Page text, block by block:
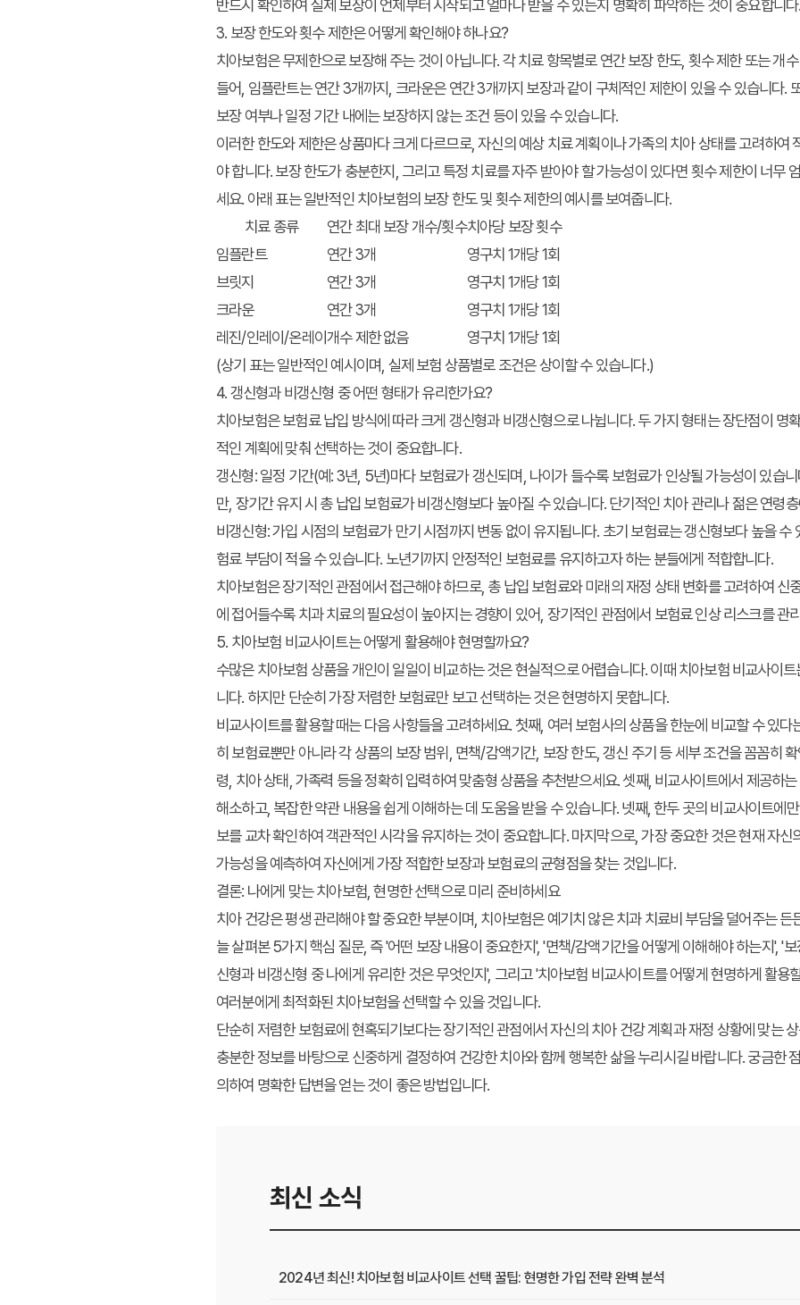
반드시 확인하여 실제 보장이 언제부터 시작되고 얼마나 받을 수 있는지 명확히 파악하는 것이 중요합니
3. 보장 한도와 횟수 제한은 어떻게 확인해야 하나요?
치아보험은 무제한으로 보장해 주는 것이 아닙니다. 각 치료 항목별로 연간 보장 한도, 횟수 제한 또는 개
들어, 임플란트는 연간 3개까지, 크라운은 연간 3개까지 보장과 같이 구체적인 제한이 있을 수 있습니다.
보장 여부나 일정 기간 내에는 보장하지 않는 조건 등이 있을 수 있습니다.
이러한 한도와 제한은 상품마다 크게 다르므로, 자신의 예상 치료 계획이나 가족의 치아 상태를 고려하여
야 합니다. 보장 한도가 충분한지, 그리고 특정 치료를 자주 받아야 할 가능성이 있다면 횟수 제한이 너무
세요. 아래 표는 일반적인 치아보험의 보장 한도 및 횟수 제한의 예시를 보여줍니다.
치료 종류
연간 최대 보장 개수/횟수치아당 보장 횟수
임플란트
연간 3개
영구치 1개당 1회
브릿지
연간 3개
영구치 1개당 1회
크라운
연간 3개
영구치 1개당 1회
레진/인레이/온레이 개수 제한 없음
영구치 1개당 1회
(상기 표는 일반적인 예시이며, 실제 보험 상품별로 조건은 상이할 수 있습니다.)
4. 갱신형과 비갱신형 중 어떤 형태가 유리한가요?
치아보험은 보험료 납입 방식에 따라 크게 갱신형과 비갱신형으로 나뉩니다. 두 가지 형태는 장단점이 명
적인 계획에 맞춰 선택하는 것이 중요합니다.
갱신형: 일정 기간(예: 3년, 5년)마다 보험료가 갱신되며, 나이가 들수록 보험료가 인상될 가능성이 있습
만, 장기간 유지 시 총 납입 보험료가 비갱신형보다 높아질 수 있습니다. 단기적인 치아 관리나 젊은 연령
비갱신형: 가입 시점의 보험료가 만기 시점까지 변동 없이 유지됩니다. 초기 보험료는 갱신형보다 높을 수
험료 부담이 적을 수 있습니다. 노년기까지 안정적인 보험료를 유지하고자 하는 분들에게 적합합니다.
치아보험은 장기적인 관점에서 접근해야 하므로, 총 납입 보험료와 미래의 재정 상태 변화를 고려하여 신
에 접어들수록 치과 치료의 필요성이 높아지는 경향이 있어, 장기적인 관점에서 보험료 인상 리스크를 관
5. 치아보험 비교사이트는 어떻게 활용해야 현명할까요?
수많은 치아보험 상품을 개인이 일일이 비교하는 것은 현실적으로 어렵습니다. 이때 치아보험 비교사이트
니다. 하지만 단순히 가장 저렴한 보험료만 보고 선택하는 것은 현명하지 못합니다.
비교사이트를 활용할 때는 다음 사항들을 고려하세요. 첫째, 여러 보험사의 상품을 한눈에 비교할 수 있
히 보험료뿐만 아니라 각 상품의 보장 범위, 면책/감액기간, 보장 한도, 갱신 주기 등 세부 조건을 꼼꼼히
령, 치아 상태, 가족력 등을 정확히 입력하여 맞춤형 상품을 추천받으세요. 셋째, 비교사이트에서 제공하
해소하고, 복잡한 약관 내용을 쉽게 이해하는 데 도움을 받을 수 있습니다. 넷째, 한두 곳의 비교사이트에
보를 교차 확인하여 객관적인 시각을 유지하는 것이 중요합니다. 마지막으로, 가장 중요한 것은 현재 자신
가능성을 예측하여 자신에게 가장 적합한 보장과 보험료의 균형점을 찾는 것입니다.
결론: 나에게 맞는 치아보험, 현명한 선택으로 미리 준비하세요
치아 건강은 평생 관리해야 할 중요한 부분이며, 치아보험은 예기치 않은 치과 치료비 부담을 덜어주는 든
늘 살펴본 5가지 핵심 질문, 즉 '어떤 보장 내용이 중요한지', '면책/감액기간을 어떻게 이해해야 하는지', '
신형과 비갱신형 중 나에게 유리한 것은 무엇인지', 그리고 '치아보험 비교사이트를 어떻게 현명하게 활용
여러분에게 최적화된 치아보험을 선택할 수 있을 것입니다.
단순히 저렴한 보험료에 현혹되기보다는 장기적인 관점에서 자신의 치아 건강 계획과 재정 상황에 맞는
충분한 정보를 바탕으로 신중하게 결정하여 건강한 치아와 함께 행복한 삶을 누리시길 바랍니다. 궁금한
의하여 명확한 답변을 얻는 것이 좋은 방법입니다.
최신 소식
2024년 최신! 치아보험 비교사이트 선택 꿀팁: 현명한 가입 전략 완벽 분석